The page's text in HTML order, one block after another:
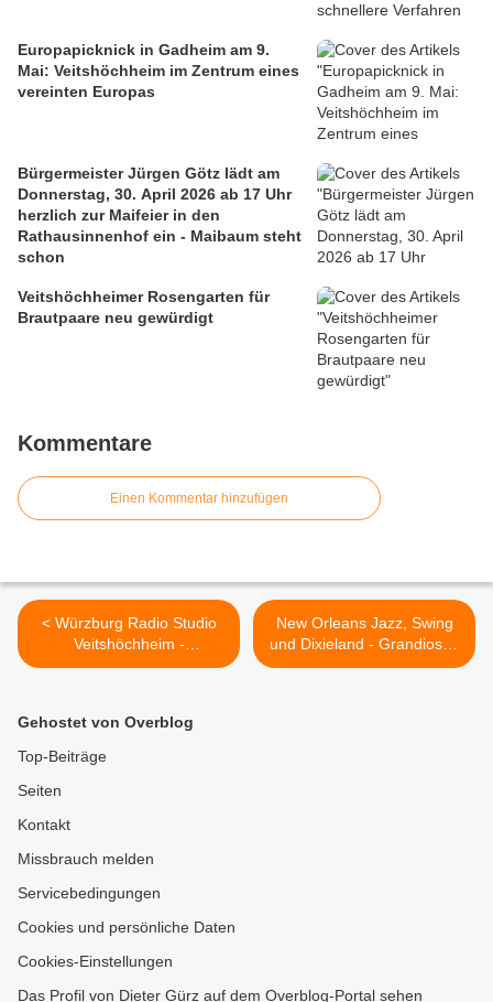
Europapicknick in Gadheim am 9.
Mai: Veitshöchheim im Zentrum eines
vereinten Europas
Bürgermeister Jürgen Götz lädt am
Donnerstag, 30. April 2026 ab 17 Uhr
herzlich zur Maifeier in den
Rathausinnenhof ein - Maibaum steht
schon
Veitshöchheimer Rosengarten für
Brautpaare neu gewürdigt
Kommentare
Einen Kommentar hinzufügen
< Würzburg Radio Studio
Veitshöchheim -
Sendeausschnitte vom
(Verschönerungsverein) auf
YouTube zum Tag der
offenen Gärten
New Orleans Jazz, Swing
und Dixieland - Grandioses
Konzert in der Bücherei im
Gehostet von Overblog
Top-Beiträge
Seiten
Kontakt
Missbrauch melden
Servicebedingungen
Cookies und persönliche Daten
Cookies-Einstellungen
Das Profil von Dieter Gürz auf dem Overblog-Portal sehen